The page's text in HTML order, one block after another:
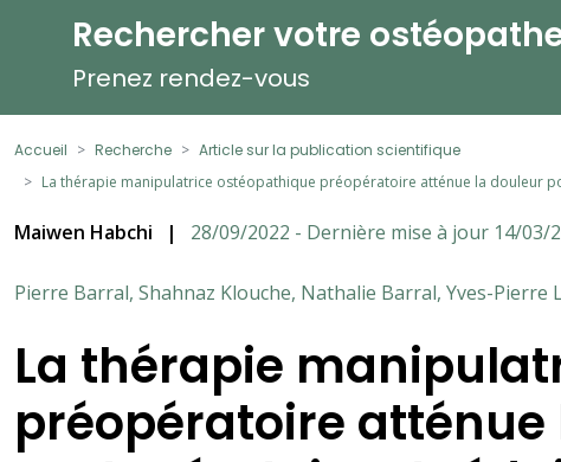
Rechercher votre
Prenez rendez-vous
Accueil Recherche
Article sur la publication scientifique
La thérapie manipulatrice ostéopathique préopératoire atténue la douleur
Maiwen Habchi | 28/09/2022 - Dernière mise à jour 14/03/
Pierre Barral, Shahnaz Klouche, Nathalie Barral, Yves-
La thérapie
préopératoire